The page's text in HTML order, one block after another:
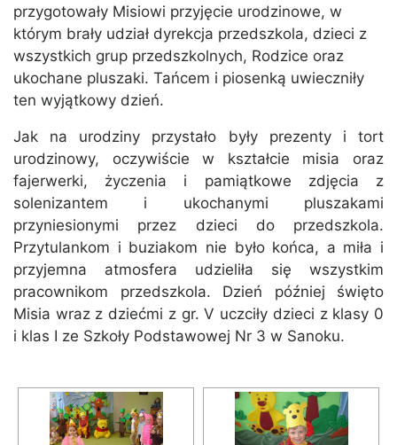
przygotowały Misiowi przyjęcie urodzinowe, w
którym brały udział dyrekcja przedszkola, dzieci z
wszystkich grup przedszkolnych, Rodzice oraz
ukochane pluszaki. Tańcem i piosenką uwieczniły
ten wyjątkowy dzień.
Jak na urodziny przystało były prezenty i tort
urodzinowy, oczywiście w kształcie misia oraz
fajerwerki, życzenia i pamiątkowe zdjęcia z
solenizantem i ukochanymi pluszakami
przyniesionymi przez dzieci do przedszkola.
Przytulankom i buziakom nie było końca, a miła i
przyjemna atmosfera udzieliła się wszystkim
pracownikom przedszkola. Dzień później święto
Misia wraz z dziećmi z gr. V uczciły dzieci z klasy 0
i klas I ze Szkoły Podstawowej Nr 3 w Sanoku.